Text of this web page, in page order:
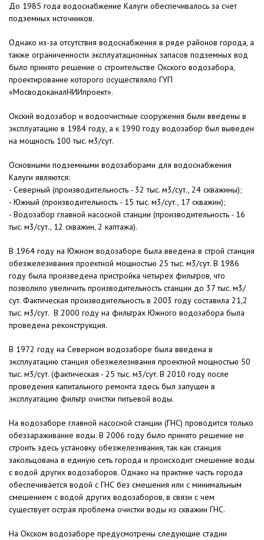
До 1985 года водоснабжение Калуги обеспечивалось за счет
подземных источников.
Однако из-за отсутствия водоснабжения в ряде районов города, а
также ограниченности эксплуатационных запасов подземных вод
было принято решение о строительстве Окского водозабора,
проектирование которого осуществляло ГУП
«МосводоканалНИИпроект».
Окский водозабор и водоочистные сооружения были введены в
эксплуатацию в 1984 году, а к 1990 году водозабор был выведен
на мощность 100 тыс. м3/сут.
Основными подземными водозаборами для водоснабжения
Калуги являются:
- Северный (производительность - 32 тыс. м3/сут., 24 скважины);
- Южный (производительность - 15 тыс. м3/сут., 17 скважин);
- Водозабор главной насосной станции (производительность - 16
тыс. м3/сут., 12 скважин, 2 каптажа).
В 1964 году на Южном водозаборе была введена в строй станция
обезжелезивания проектной мощностью 25 тыс. м3/сут. В 1986
году была произведена пристройка четырех фильтров, что
позволило увеличить производительность станции до 37 тыс. м3/
сут. Фактическая производительность в 2003 году составила 21,2
тыс. м3/сут. В 2000 году на фильтрах Южного водозабора была
проведена реконструкция.
В 1972 году на Северном водозаборе была введена в
эксплуатацию станция обезжелезивания проектной мощностью 50
тыс. м3/сут. (фактическая - 25 тыс. м3/сут. В 2010 году после
проведения капитального ремонта здесь был запущен в
эксплуатацию фильтр очистки питьевой воды.
На водозаборе главной насосной станции (ГНС) проводится только
обеззараживание воды. В 2006 году было принято решение не
строить здесь установку обезжелезивания, так как станция
закольцована в единую сеть города и происходит смешение воды
с водой других водозаборов. Однако на практике часть города
обеспечивается водой с ГНС без смешения или с минимальным
смешением с водой других водозаборов, в связи с чем
существует острая проблема очистки воды из скважин ГНС.
На Окском водозаборе предусмотрены следующие стадии